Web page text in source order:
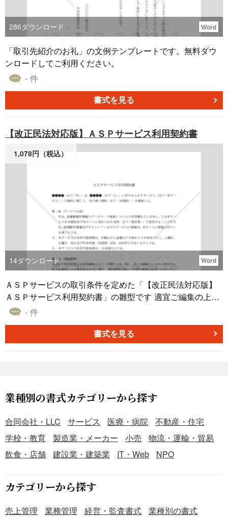
286ダウンロード Word
「取引先紹介のお礼」の文例テンプレートです。無料ダウ
ンロードしてご利用ください。
- 件
書式を見る
【改正民法対応版】ＡＳＰサービス利用契約書
1,078円（税込）
14ダウンロード Word
ＡＳＰサービスの取引条件を定めた「【改正民法対応版】
ＡＳＰサービス利用契約書」の雛型です 適宜ご編集の上で
ご利用いただければと存じます。2020年4月1日施行の改正
容） 第２条（契約期間） 第３条（利用料金） 第４条（外
部委託） 第５条（利用者の会員登録） 第６条（ＩＤ・パス
及び変更権限） 第１４条（個人情報管理） 第１５条（秘密
情報の取扱い） 第１６条（非保証） 第１７条（免責） 第
１８条（一時的な中断及び提供停止） 第１９条（契約解
除） 第２０条（期限の利益喪失） 第２１条（契約の終了）
第２２条（損害賠償） 第２３条（遅延損害金） 第２４条
（不可抗力） 第２５条（他の規定等との関係） 第２６条
意管轄）
- 件
書式を見る
業種別の書式カテゴリーから探す
合同会社・LLC サービス 医療・病院
不動産・住宅
学校・教育
製造業・メーカー 小売
物流・運輸・貿易
飲食・店舗
建設業・建築業 IT・Web NPO
カテゴリーから探す
売上管理 業務管理 経営・監査書式
業種別の書式